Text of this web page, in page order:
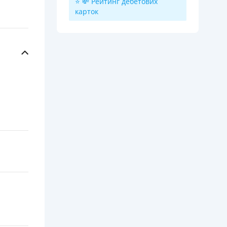
карток